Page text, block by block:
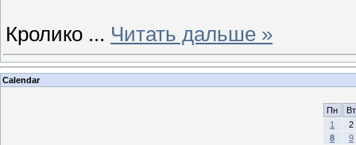
Кролико ... Читать дальше »
Calendar
Пн
Вт
1
2
8
9